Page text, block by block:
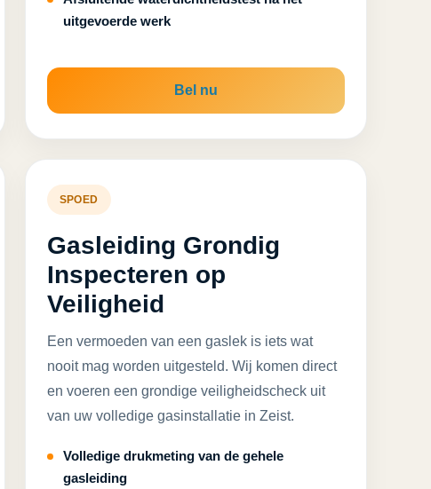
uitgevoerde werk
Bel nu
SPOED
Gasleiding Grondig
Inspecteren op
Veiligheid
Een vermoeden van een gaslek is iets wat
nooit mag worden uitgesteld. Wij komen direct
en voeren een grondige veiligheidscheck uit
van uw volledige gasinstallatie in Zeist.
Volledige drukmeting van de gehele
gasleiding